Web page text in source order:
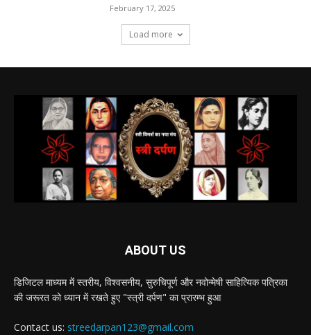
February 17, 2025
Load more
ABOUT US
डिजिटल माध्यम में स्तरीय, विश्वसनीय, सुरुचिपूर्ण और नवोन्मेषी साहित्यिक पत्रिका
की जरूरत को ध्यान में रखते हुए "स्त्री दर्पण" का प्रारम्भ हुआ
Contact us: streedarpan123@gmail.com